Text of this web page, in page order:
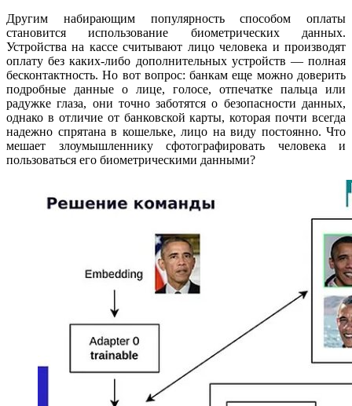
Другим набирающим популярность способом оплаты
становится использование биометрических данных.
Устройства на кассе считывают лицо человека и производят
оплату без каких-либо дополнительных устройств — полная
бесконтактность. Но вот вопрос: банкам еще можно доверить
подробные данные о лице, голосе, отпечатке пальца или
радужке глаза, они точно заботятся о безопасности данных,
однако в отличие от банковской карты, которая почти всегда
надежно спрятана в кошельке, лицо на виду постоянно. Что
мешает злоумышленнику сфотографировать человека и
пользоваться его биометрическими данными?